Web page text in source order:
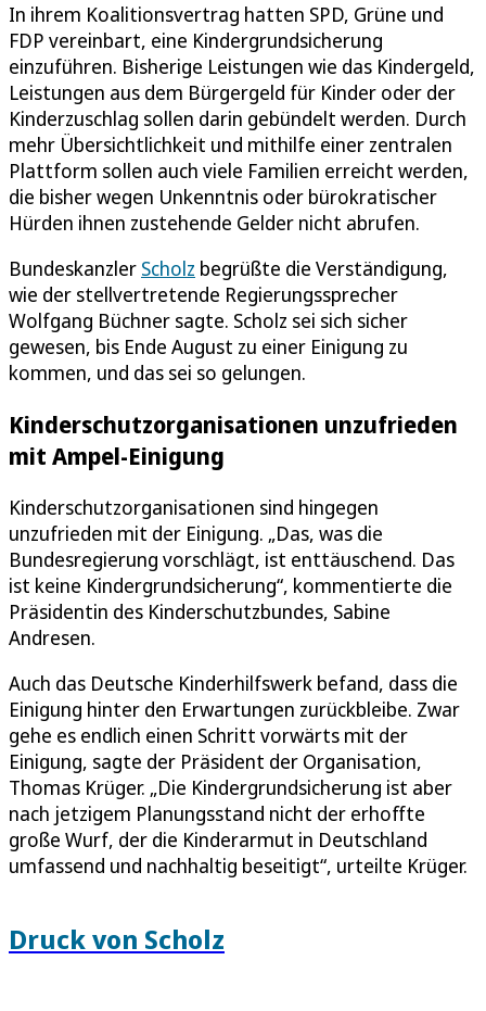
In ihrem Koalitionsvertrag hatten SPD, Grüne und
FDP vereinbart, eine Kindergrundsicherung
einzuführen. Bisherige Leistungen wie das Kindergeld,
Leistungen aus dem Bürgergeld für Kinder oder der
Kinderzuschlag sollen darin gebündelt werden. Durch
mehr Übersichtlichkeit und mithilfe einer zentralen
Plattform sollen auch viele Familien erreicht werden,
die bisher wegen Unkenntnis oder bürokratischer
Hürden ihnen zustehende Gelder nicht abrufen.
Bundeskanzler Scholz begrüßte die Verständigung,
wie der stellvertretende Regierungssprecher
Wolfgang Büchner sagte. Scholz sei sich sicher
gewesen, bis Ende August zu einer Einigung zu
kommen, und das sei so gelungen.
Kinderschutzorganisationen unzufrieden
mit Ampel-Einigung
Kinderschutzorganisationen sind hingegen
unzufrieden mit der Einigung. „Das, was die
Bundesregierung vorschlägt, ist enttäuschend. Das
ist keine Kindergrundsicherung“, kommentierte die
Präsidentin des Kinderschutzbundes, Sabine
Andresen.
Auch das Deutsche Kinderhilfswerk befand, dass die
Einigung hinter den Erwartungen zurückbleibe. Zwar
gehe es endlich einen Schritt vorwärts mit der
Einigung, sagte der Präsident der Organisation,
Thomas Krüger. „Die Kindergrundsicherung ist aber
nach jetzigem Planungsstand nicht der erhoffte
große Wurf, der die Kinderarmut in Deutschland
umfassend und nachhaltig beseitigt“, urteilte Krüger.
Druck von Scholz